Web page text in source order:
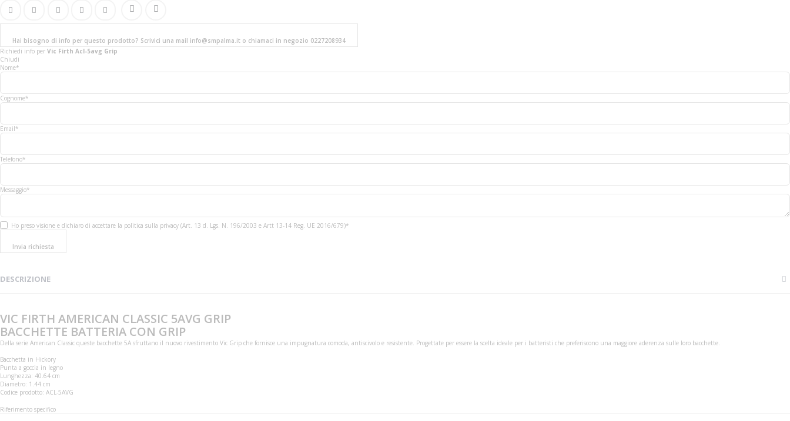
Hai bisogno di info per questo prodotto? Scrivici una mail info@smpalma.it o chiamaci in negozio 0227208934
Richiedi info per Vic Firth Acl-5avg Grip
Chiudi
Nome*
Cognome*
Email*
Telefono*
Messaggio*
Ho preso visione e dichiaro di accettare la politica sulla privacy (Art. 13 d. Lgs. N. 196/2003 e Artt 13-14 Reg. UE 2016/679)*
Invia richiesta
DESCRIZIONE
VIC FIRTH AMERICAN CLASSIC 5AVG GRIP
BACCHETTE BATTERIA CON GRIP
Della serie American Classic queste bacchette 5A sfruttano il nuovo rivestimento Vic Grip che fornisce una impugnatura comoda, antiscivolo e resistente. Progettate per essere la scelta ideale per i batteristi che preferiscono una maggiore aderenza sulle loro bacchette.
Bacchetta in Hickory
Punta a goccia in legno
Lunghezza: 40.64 cm
Diametro: 1.44 cm
Codice prodotto: ACL-5AVG
Riferimento specifico